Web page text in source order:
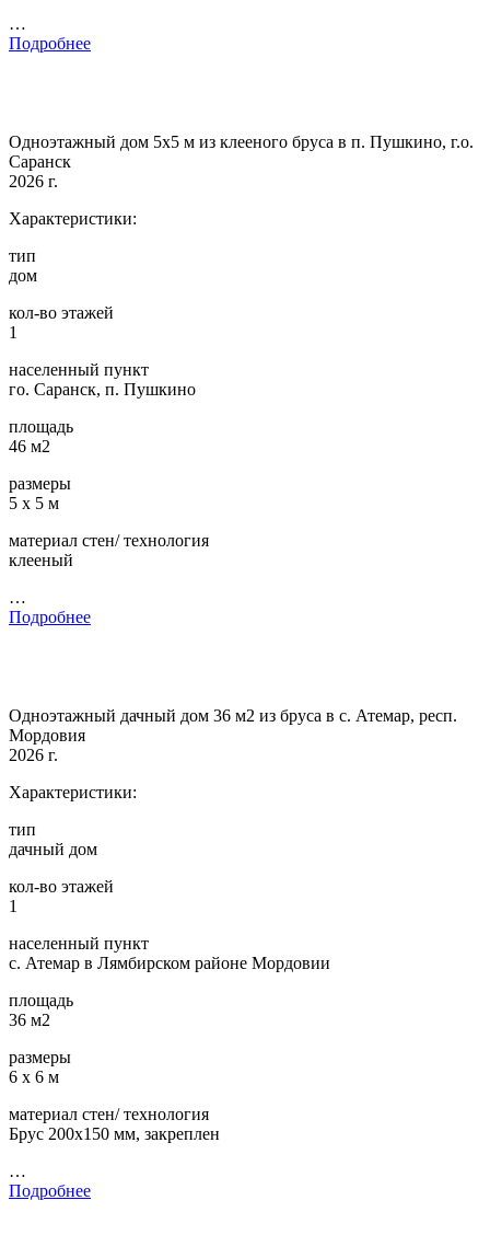
…
Подробнее
Одноэтажный дом 5х5 м из клееного бруса в п. Пушкино, г.о.
Саранск
2026 г.
Характеристики:
тип
дом
кол-во этажей
1
населенный пункт
го. Саранск, п. Пушкино
площадь
46 м2
размеры
5 х 5 м
материал стен/ технология
клееный
…
Подробнее
Одноэтажный дачный дом 36 м2 из бруса в с. Атемар, респ.
Мордовия
2026 г.
Характеристики:
тип
дачный дом
кол-во этажей
1
населенный пункт
с. Атемар в Лямбирском районе Мордовии
площадь
36 м2
размеры
6 х 6 м
материал стен/ технология
Брус 200х150 мм, закреплен
…
Подробнее